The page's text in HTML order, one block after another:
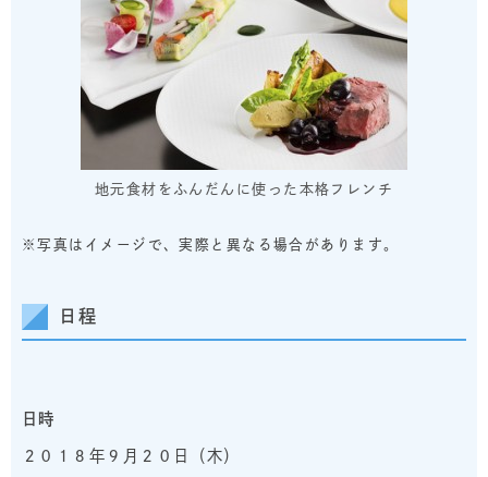
地元食材をふんだんに使った本格フレンチ
※写真はイメージで、実際と異なる場合があります。
日程
日時
２０１８年９月２０日（木）